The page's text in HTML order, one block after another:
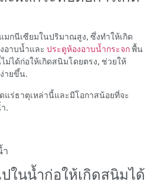
กนีเซียมในปริมาณสูง, ซึ่งทำให้เกิด
อาบน้ำและ ประตูห้องอาบน้ำกระจกพื้น
ได้ก่อให้เกิดสนิมโดยตรง, ช่วยให้
ายขึ้น.
ร่ธาตุเหล่านี้และมีโอกาสน้อยที่จะ
.
ำ
ในน้ำก่อให้เกิดสนิมได้